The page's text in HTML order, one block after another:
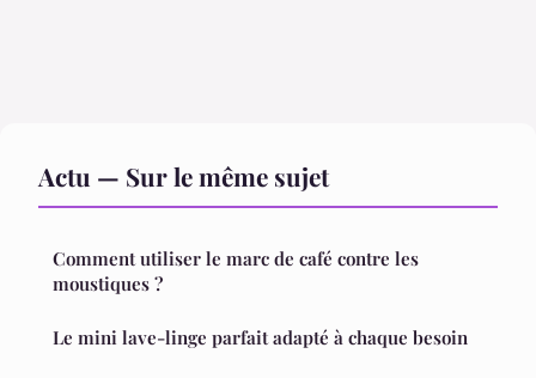
Actu — Sur le même sujet
Comment utiliser le marc de café contre les
moustiques ?
Le mini lave-linge parfait adapté à chaque besoin